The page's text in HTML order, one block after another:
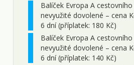
Balíček Evropa A
nevyužité dovolené – cena
6 dní (příplatek: 180 Kč)
Balíček Evropa A
nevyužité dovolené – cena
6 dní (příplatek: 140 Kč)